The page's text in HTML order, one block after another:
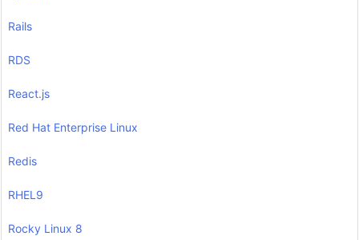
Rails
RDS
React.js
Red Hat Enterprise Linux
Redis
RHEL9
Rocky Linux 8